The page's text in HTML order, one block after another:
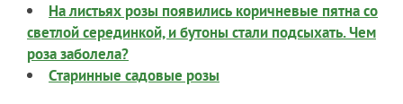
На листьях розы появились коричневые пятна со
светлой серединкой, и бутоны стали подсыхать. Чем
роза заболела?
Старинные садовые розы